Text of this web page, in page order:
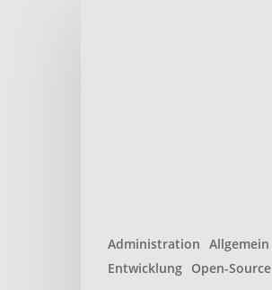
Administration Allgemein
Entwicklung Open-Source